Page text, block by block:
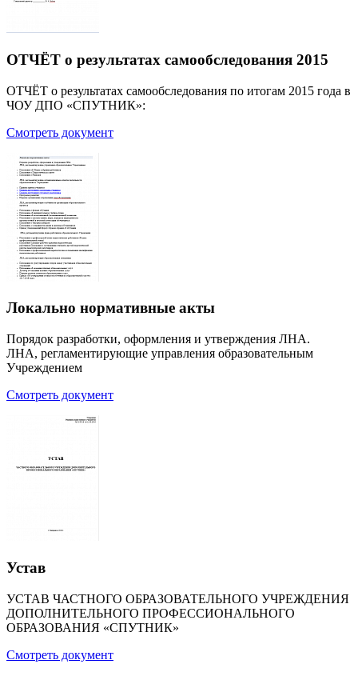
ОТЧЁТ о результатах самообследования 2015
ОТЧЁТ о результатах самообследования по итогам 2015 года в
ЧОУ ДПО «СПУТНИК»:
Смотреть документ
Локально нормативные акты
Порядок разработки, оформления и утверждения ЛНА.
ЛНА, регламентирующие управления образовательным
Учреждением
Смотреть документ
Устав
УСТАВ ЧАСТНОГО ОБРАЗОВАТЕЛЬНОГО УЧРЕЖДЕНИЯ
ДОПОЛНИТЕЛЬНОГО ПРОФЕССИОНАЛЬНОГО
ОБРАЗОВАНИЯ «СПУТНИК»
Смотреть документ